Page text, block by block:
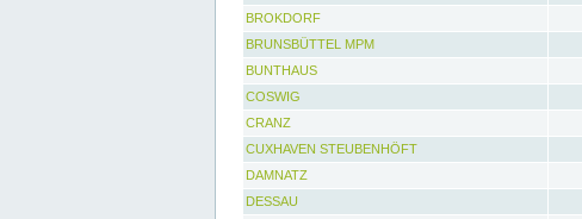
BROKDORF
BRUNSBÜTTEL MPM
BUNTHAUS
COSWIG
CRANZ
CUXHAVEN STEUBENHÖFT
DAMNATZ
DESSAU